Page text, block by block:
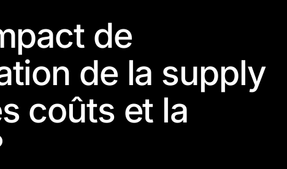
de
de la supply
coûts et la